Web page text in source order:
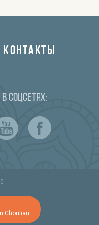
КОНТАКТЫ
соцсетях:
Chouhan